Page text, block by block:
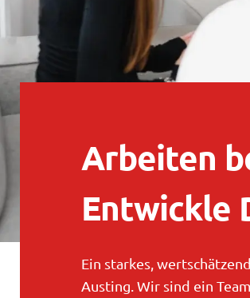
Arbeiten
Entwickle
Ein starkes,
Austing. Wir sind ein